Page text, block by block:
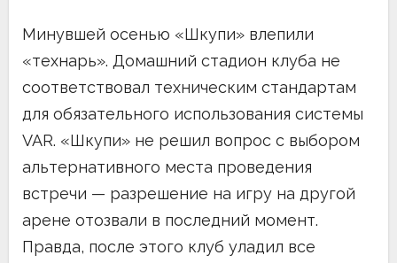
Минувшей осенью «Шкупи» влепили
«технарь». Домашний стадион клуба не
соответствовал техническим стандартам
для обязательного использования системы
VAR. «Шкупи» не решил вопрос с выбором
альтернативного места проведения
встречи — разрешение на игру на другой
арене отозвали в последний момент.
Правда, после этого клуб уладил все